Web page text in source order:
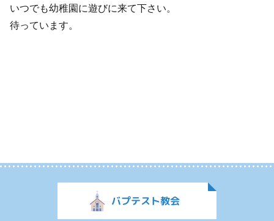
いつでも幼稚園に遊びに来て下さい。
待っています。
バプテスト教会